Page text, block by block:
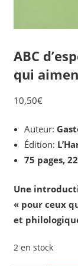
ABC
qui
10,50€
Auteur:
Édition:
75 pages,
Une
« pour ceux
et
2 en stock